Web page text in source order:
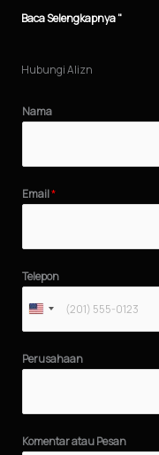
Baca Selengkapnya "
Hubungi Alizn
Nama
Email*
Telepon
Perusahaan
Komentar atau Pesan